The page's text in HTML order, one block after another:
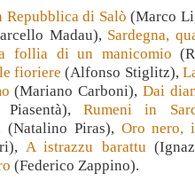
Repubblica di Salò(Marco
Madau), Sardegna,
follia di un manicomio
fioriere(Alfonso Stiglitz),
(Mariano Carboni), Dai
Rumeni in
(Natalino Piras), Oro nero,
A istrazzu barattu
(Federico Zappino).